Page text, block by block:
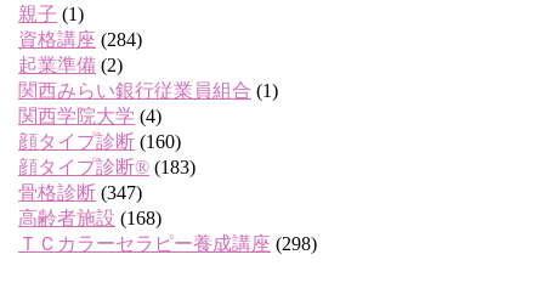
親子 (1)
資格講座 (284)
起業準備 (2)
関西みらい銀行従業員組合 (1)
関西学院大学 (4)
顔タイプ診断 (160)
顔タイプ診断® (183)
骨格診断 (347)
高齢者施設 (168)
ＴＣカラーセラピー養成講座 (298)